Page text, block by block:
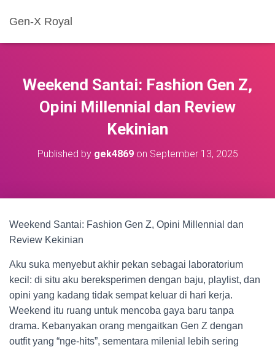
Gen-X Royal
Weekend Santai: Fashion Gen Z,
Opini Millennial dan Review
Kekinian
Published by gek4869on September 13, 2025
Weekend Santai: Fashion Gen Z, Opini Millennial dan
Review Kekinian
Aku suka menyebut akhir pekan sebagai laboratorium
kecil: di situ aku bereksperimen dengan baju, playlist, dan
opini yang kadang tidak sempat keluar di hari kerja.
Weekend itu ruang untuk mencoba gaya baru tanpa
drama. Kebanyakan orang mengaitkan Gen Z dengan
outfit yang “nge-hits”, sementara milenial lebih sering